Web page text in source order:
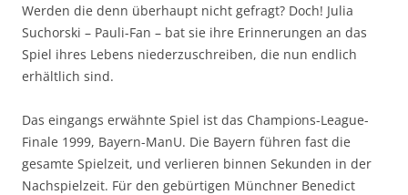
Werden die denn überhaupt nicht gefragt? Doch! Julia
Suchorski – Pauli-Fan – bat sie ihre Erinnerungen an das
Spiel ihres Lebens niederzuschreiben, die nun endlich
erhältlich sind.
Das eingangs erwähnte Spiel ist das Champions-League-
Finale 1999, Bayern-ManU. Die Bayern führen fast die
gesamte Spielzeit, und verlieren binnen Sekunden in der
Nachspielzeit. Für den gebürtigen Münchner Benedict